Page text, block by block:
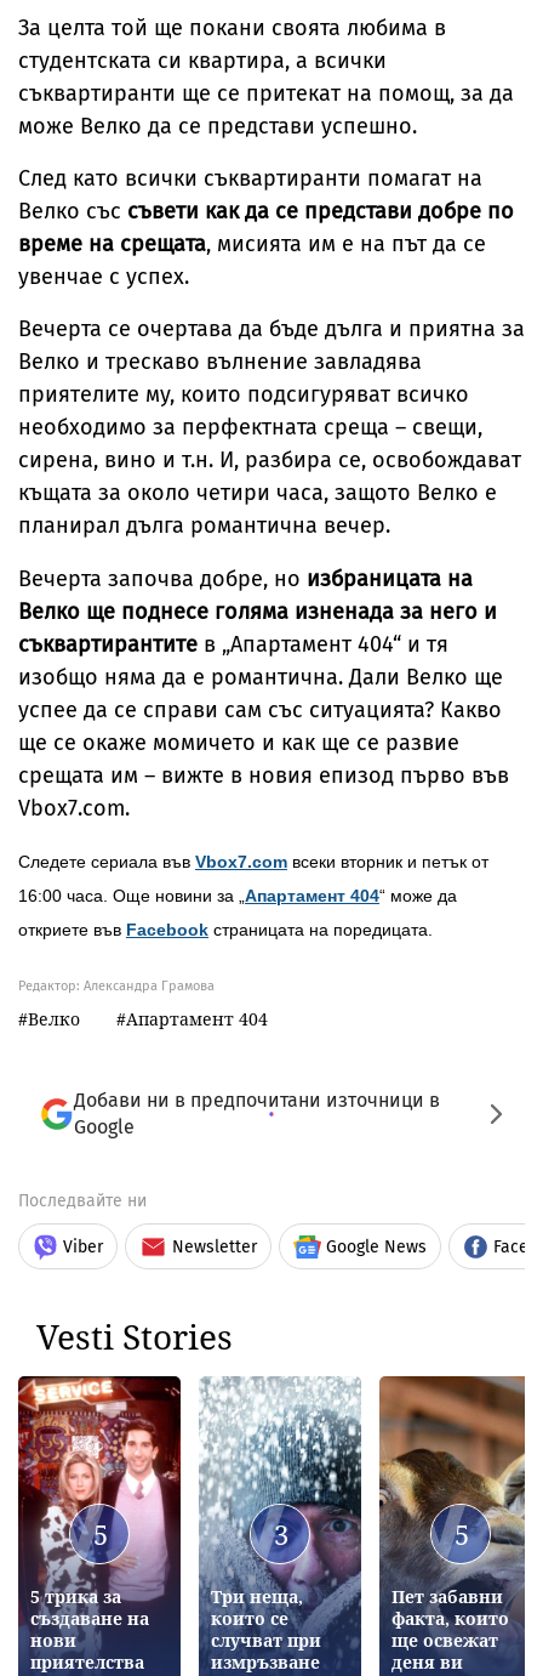
За целта той ще покани своята любима в
студентската си квартира, а всички
съквартиранти ще се притекат на помощ, за да
може Велко да се представи успешно.
След като всички съквартиранти помагат на
Велко със съвети как да се представи добре по
време на срещата, мисията им е на път да се
увенчае с успех.
Вечерта се очертава да бъде дълга и приятна за
Велко и трескаво вълнение завладява
приятелите му, които подсигуряват всичко
необходимо за перфектната среща – свещи,
сирена, вино и т.н. И, разбира се, освобождават
къщата за около четири часа, защото Велко е
планирал дълга романтична вечер.
Вечерта започва добре, но избраницата на
Велко ще поднесе голяма изненада за него и
съквартирантите в „Апартамент 404“ и тя
изобщо няма да е романтична. Дали Велко ще
успее да се справи сам със ситуацията? Какво
ще се окаже момичето и как ще се развие
срещата им – вижте в новия епизод първо във
Vbox7.com.
Следете сериала във Vbox7.com всеки вторник и петък от
16:00 часа. Още новини за „ Апартамент 404“ може да
откриете във Facebook страницата на поредицата.
Редактор: Александра Грамова
Велко Апартамент 404
Добави ни в предпочитани източници в
Google
Последвайте ни
Viber Newsletter Google News
Vesti Stories
5
5 трика за
създаване на
нови
приятелства
3
Три неща,
които се
случват при
измръзване
5
Пет забавни
факта, които
ще освежат
деня ви